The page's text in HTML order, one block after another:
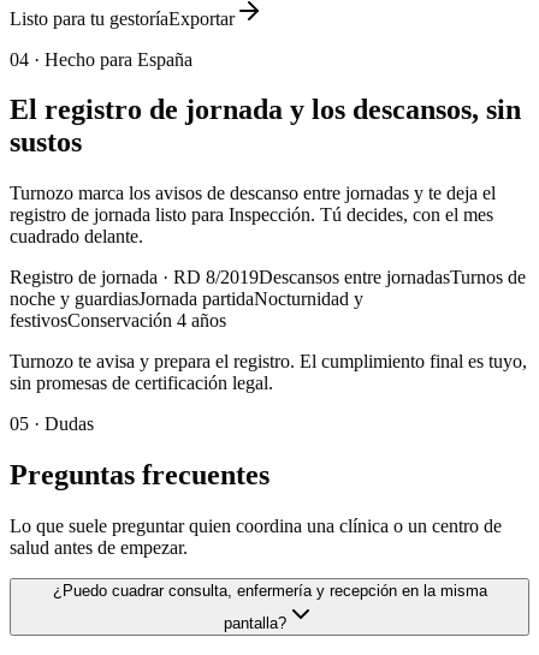
Listo para tu gestoríaExportar
04 · Hecho para España
El registro de jornada y los descansos, sin
sustos
Turnozo marca los avisos de descanso entre jornadas y te deja el
registro de jornada listo para Inspección. Tú decides, con el mes
cuadrado delante.
Registro de jornada · RD 8/2019Descansos entre jornadasTurnos de
noche y guardiasJornada partidaNocturnidad y
festivosConservación 4 años
Turnozo te avisa y prepara el registro. El cumplimiento final es tuyo,
sin promesas de certificación legal.
05 · Dudas
Preguntas frecuentes
Lo que suele preguntar quien coordina una clínica o un centro de
salud antes de empezar.
¿Puedo cuadrar consulta, enfermería y recepción en la misma
pantalla?